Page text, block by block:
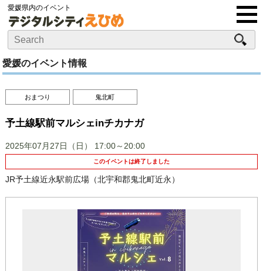
愛媛県内のイベント
愛媛のイベント情報
おまつり 鬼北町
予土線駅前マルシェinチカナガ
2025年07月27日（日） 17:00～20:00
このイベントは終了しました
JR予土線近永駅前広場（北宇和郡鬼北町近永）